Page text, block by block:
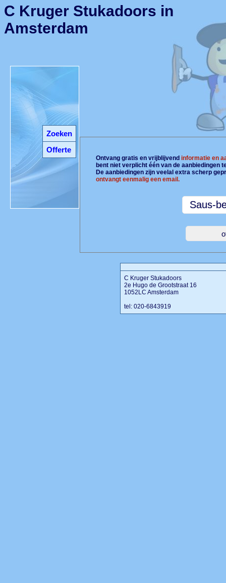
Zoeken
Offerte
C Kruger Stukadoors in
Amsterdam
Ontvang gratis en vrijblijvendinformatie en
bent niet verplicht één van de aanbiedingen
De aanbiedingen zijn veelal extra scherp
ontvangt eenmalig een email.
C Kruger Stukadoors
2e Hugo de Grootstraat 16
1052LC Amsterdam
tel: 020-6843919